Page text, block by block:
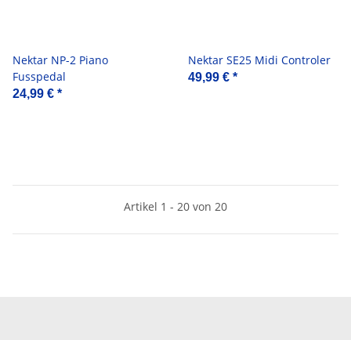
Nektar NP-2 Piano
Fusspedal
24,99 € *
Nektar SE25 Midi Controler
49,99 € *
Artikel 1 - 20 von 20